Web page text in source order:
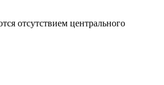
отсутствием центрального